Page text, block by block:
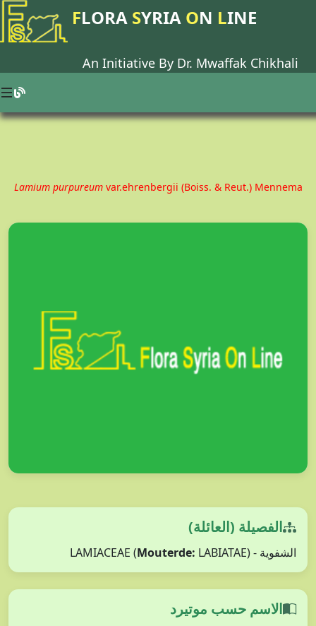
FLORA SYRIA ON LINE
An Initiative By Dr. Mwaffak Chikhali
Lamium purpureum var.ehrenbergii (Boiss. & Reut.) Mennema
الفصيلة (العائلة)
الشفوية - LAMIACEAE ( Mouterde: LABIATAE)
الاسم حسب موتيرد